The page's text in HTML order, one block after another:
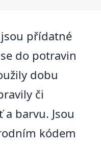
přídatné
do potravin
dobu
či
barvu. Jsou
kódem